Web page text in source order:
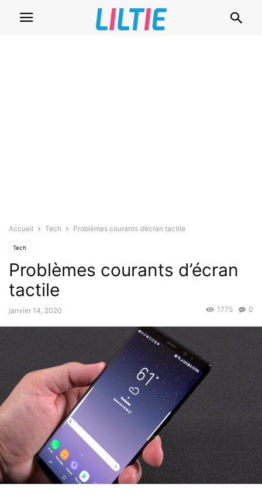
Accueil Tech Problèmes courants d’écran tactile
Tech
Problèmes courants d’écran
tactile
janvier 14, 2020 0
1775